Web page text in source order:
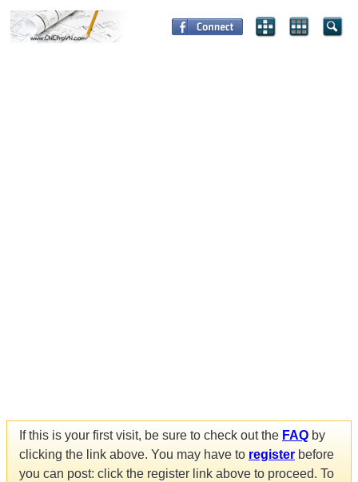
If this is your first visit, be sure to check out the FAQ by
clicking the link above. You may have to register before
you can post: click the register link above to proceed. To